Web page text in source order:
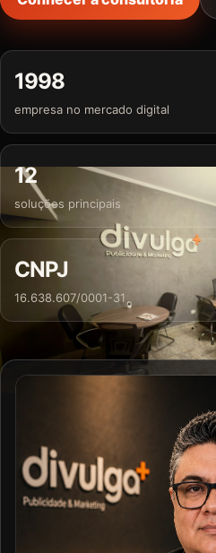
1998
empresa no mercado digital
12
soluções principais
CNPJ
16.638.607/0001-31